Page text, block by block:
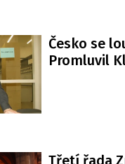
Česko se
Promluvil